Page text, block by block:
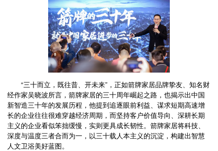
“三十而立，既往昔、开未来”，正如箭牌家居品牌挚友、知名财
经作家吴晓波所言，箭牌家居的三十周年崛起之路，也揭示出中国
新智造三十年的发展历程，他提到追逐眼前利益、谋求短期高速增
长的企业往往很难穿越经济周期，而坚持客户价值导向、深耕长期
主义的企业看似笨拙缓慢，实则更具成长韧性。箭牌家居将科技、
深度与温度三者合而为一，以三十载人本主义的沉淀，构建出智慧
人文卫浴美好蓝图。